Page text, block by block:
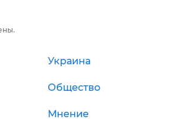
Украина
Общество
Мнение